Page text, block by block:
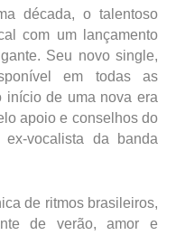
década, o talentoso
com um lançamento
Seu novo single,
em todas as
início de uma nova era
apoio e conselhos do
ex-vocalista da banda
de ritmos brasileiros,
de verão, amor e